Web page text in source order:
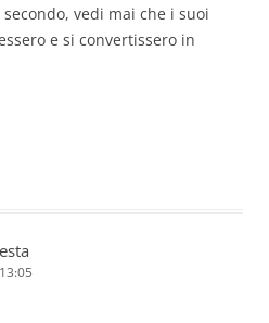
vedi mai che i suoi
e si convertissero in